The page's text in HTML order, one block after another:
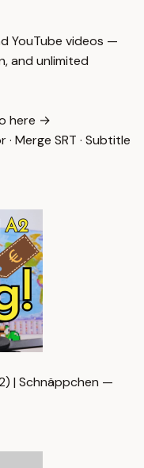
YouTube videos —
and unlimited
here →
· Merge SRT · Subtitle
| Schnäppchen —